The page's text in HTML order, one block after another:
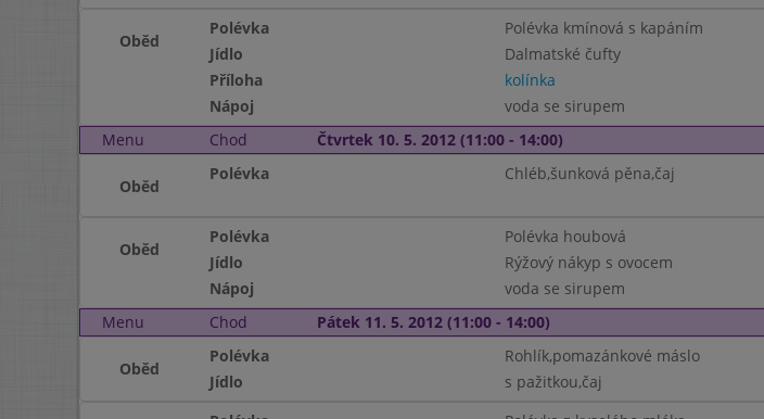
Oběd
Polévka
Polévka kmínová s kapáním
Jídlo
Dalmatské čufty
Příloha
kolínka
Nápoj
voda se sirupem
Menu
Chod Čtvrtek 10. 5. 2012 (11:00 - 14:00)
Oběd
Polévka Chléb,šunková pěna,čaj
Oběd
Polévka
Polévka houbová
Jídlo
Rýžový nákyp s ovocem
Nápoj
voda se sirupem
Menu
Chod Pátek 11. 5. 2012 (11:00 - 14:00)
Oběd
Polévka
Rohlík,pomazánkové máslo
Jídlo
s pažitkou,čaj